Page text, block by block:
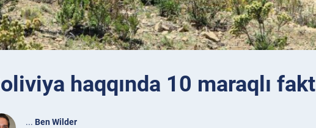
haqqında 10 maraqlı fakt
... Ben Wilder